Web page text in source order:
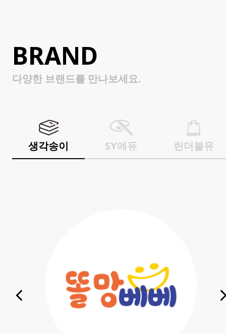
BRAND
다양한 브랜드를 만나보세요.
생각송이 SY에듀 린더블유